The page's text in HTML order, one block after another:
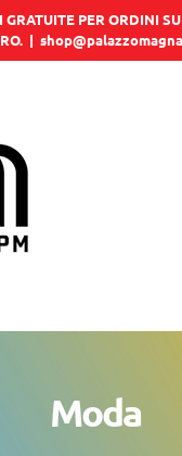
PER ORDINI
|
Moda